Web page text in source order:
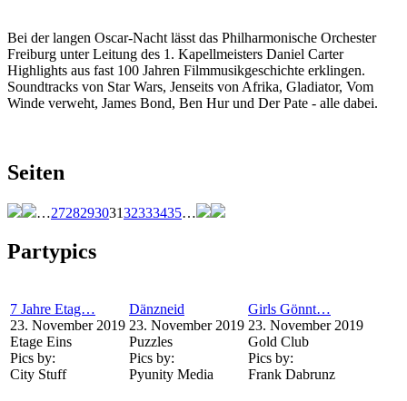
Bei der langen Oscar-Nacht lässt das Philharmonische Orchester
Freiburg unter Leitung des 1. Kapellmeisters Daniel Carter
Highlights aus fast 100 Jahren Filmmusikgeschichte erklingen.
Soundtracks von Star Wars, Jenseits von Afrika, Gladiator, Vom
Winde verweht, James Bond, Ben Hur und Der Pate - alle dabei.
Seiten
…272829303132333435…
Partypics
7 Jahre Etag…
23. November 2019
Etage Eins
Pics by:
City Stuff
Dänzneid
23. November 2019
Puzzles
Pics by:
Pyunity Media
Girls Gönnt…
23. November 2019
Gold Club
Pics by:
Frank Dabrunz